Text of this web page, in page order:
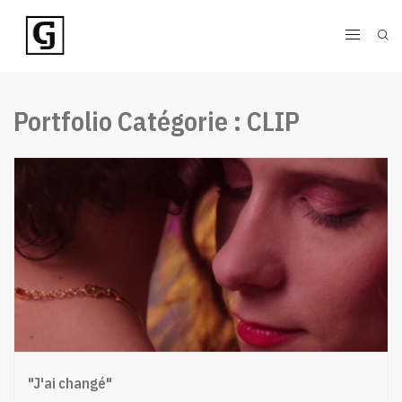
Portfolio Catégorie : CLIP
"J'ai changé"